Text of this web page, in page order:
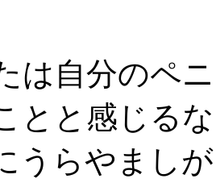
は自分のペ
とと感じる
うらやまし